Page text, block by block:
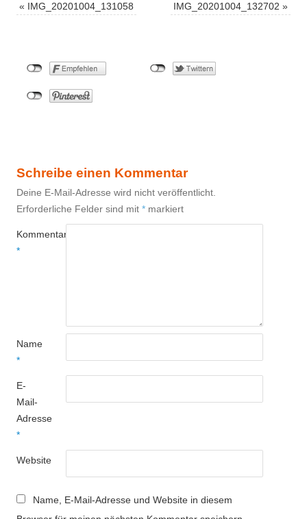
« IMG_20201004_131058 IMG_20201004_132702 »
Schreibe einen Kommentar
Deine E-Mail-Adresse wird nicht veröffentlicht.
Erforderliche Felder sind mit * markiert
Kommentar
*
Name
*
E-
Mail-
Adresse
*
Website
Name, E-Mail-Adresse und Website in diesem